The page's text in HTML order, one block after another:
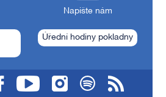
Napište nám
Úřední hodiny pokladny